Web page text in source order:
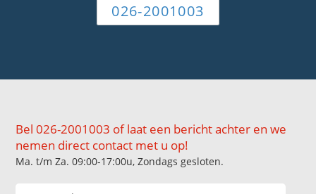
026-2001003
Bel 026-2001003 of laat een bericht achter en we
nemen direct contact met u op!
Ma. t/m Za. 09:00-17:00u, Zondags gesloten.